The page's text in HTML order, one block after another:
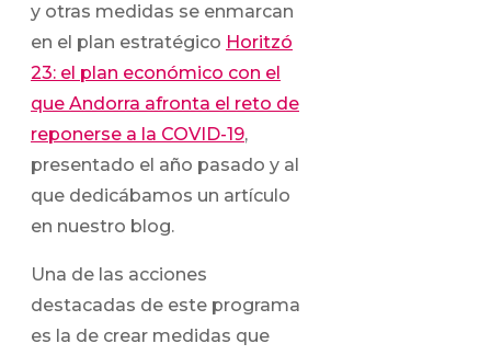
y otras medidas se enmarcan
en el plan estratégico Horitzó
23: el plan económico con el
que Andorra afronta el reto de
reponerse a la COVID-19,
presentado el año pasado y al
que dedicábamos un artículo
en nuestro blog.
Una de las acciones
destacadas de este programa
es la de crear medidas que